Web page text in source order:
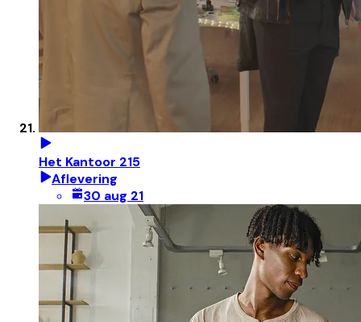
Het Kantoor 215
Aflevering
30 aug 21